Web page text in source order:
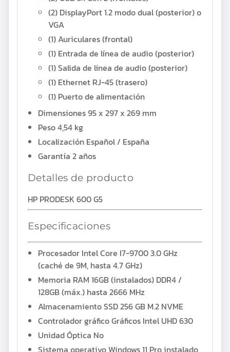
(2) DisplayPort 1.2 modo dual (posterior) o
VGA
(1) Auriculares (frontal)
(1) Entrada de línea de audio (posterior)
(1) Salida de línea de audio (posterior)
(1) Ethernet RJ-45 (trasero)
(1) Puerto de alimentación
Dimensiones95 x 297 x 269 mm
Peso4,54 kg
Localización Español / España
Garantía 2 años
Detalles de producto
HP PRODESK 600 G5
Especificaciones
Procesador Intel Core I7-9700 3.0 GHz
(caché de 9M, hasta 4.7 GHz)
Memoria RAM 16GB (instalados) DDR4 /
128GB (máx.) hasta 2666 MHz
AlmacenamientoSSD 256 GB M.2 NVME
Controlador gráficoGráficos Intel UHD 630
Unidad Óptica No
Sistema operativoWindows 11 Pro instalado